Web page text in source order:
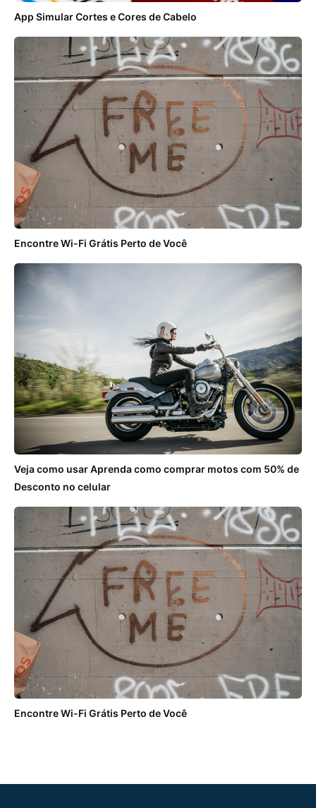
App Simular Cortes e Cores de Cabelo
Encontre Wi-Fi Grátis Perto de Você
Veja como usar Aprenda como comprar motos com 50% de
Desconto no celular
Encontre Wi-Fi Grátis Perto de Você